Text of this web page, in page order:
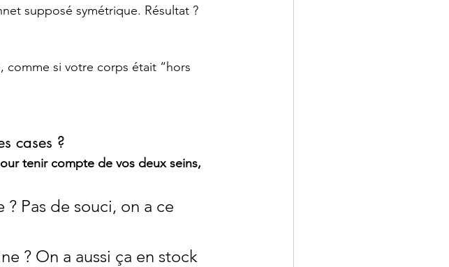
supposé symétrique. Résultat ?
comme si votre corps était “hors
cases ?
tenir compte de vos deux seins,
Pas de souci, on a ce
? On a aussi ça en stock